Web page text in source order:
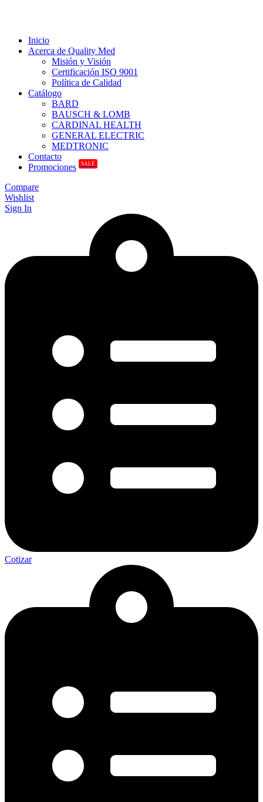
Inicio
Acerca de Quality Med
Misión y Visión
Certificación ISO 9001
Política de Calidad
Catálogo
BARD
BAUSCH & LOMB
CARDINAL HEALTH
GENERAL ELECTRIC
MEDTRONIC
Contacto
Promociones
SALE
Compare
Wishlist
Sign In
Cotizar